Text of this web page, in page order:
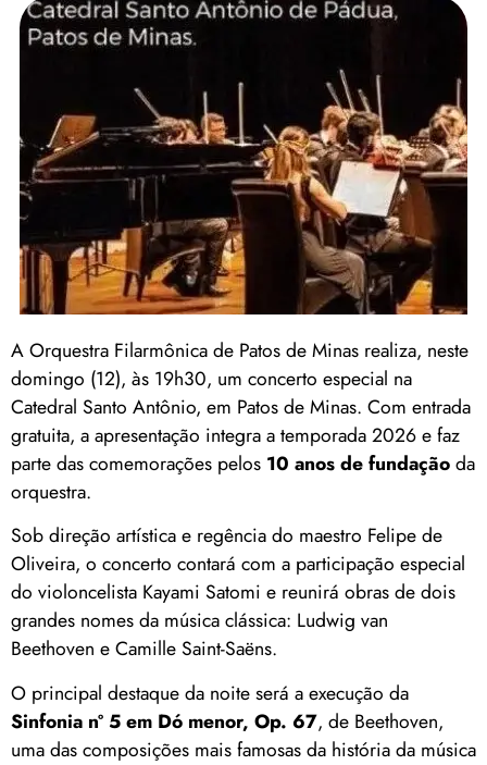
A Orquestra Filarmônica de Patos de Minas realiza, neste
domingo (12), às 19h30, um concerto especial na
Catedral Santo Antônio, em Patos de Minas. Com entrada
gratuita, a apresentação integra a temporada 2026 e faz
parte das comemorações pelos 10 anos de fundaçãoda
orquestra.
Sob direção artística e regência do maestro Felipe de
Oliveira, o concerto contará com a participação especial
do violoncelista Kayami Satomi e reunirá obras de dois
grandes nomes da música clássica: Ludwig van
Beethoven e Camille Saint-Saëns.
O principal destaque da noite será a execução da
Sinfonia nº 5 em Dó menor, Op. 67, de Beethoven,
uma das composições mais famosas da história da música